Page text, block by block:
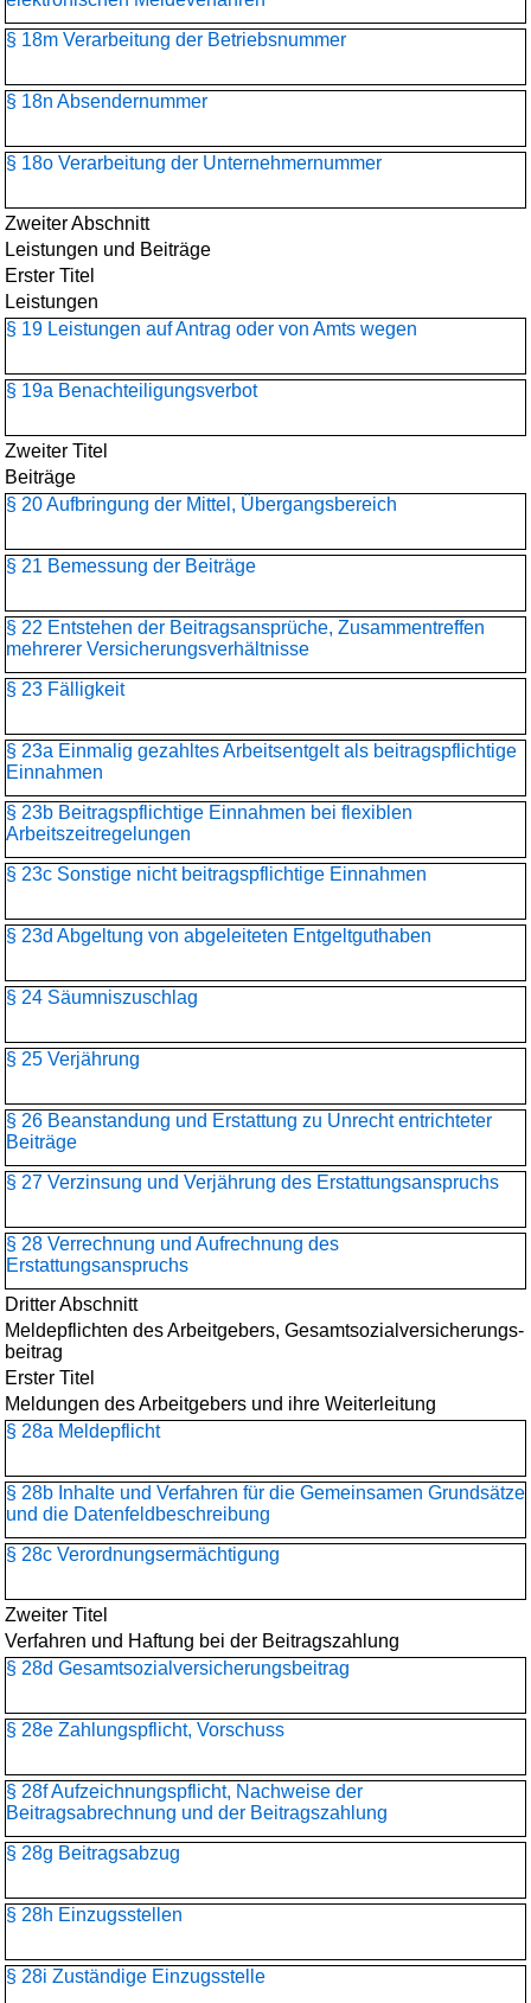
§ 18m Verarbeitung der Betriebsnummer
§ 18n Absendernummer
§ 18o Verarbeitung der Unternehmernummer
Zweiter Abschnitt
Leistungen und Beiträge
Erster Titel
Leistungen
§ 19 Leistungen auf Antrag oder von Amts wegen
§ 19a Benachteiligungsverbot
Zweiter Titel
Beiträge
§ 20 Aufbringung der Mittel, Übergangsbereich
§ 21 Bemessung der Beiträge
§ 22 Entstehen der Beitragsansprüche, Zusammentreffen
mehrerer Versicherungsverhältnisse
§ 23 Fälligkeit
§ 23a Einmalig gezahltes Arbeitsentgelt als beitragspflichtige
Einnahmen
§ 23b Beitragspflichtige Einnahmen bei flexiblen
Arbeitszeitregelungen
§ 23c Sonstige nicht beitragspflichtige Einnahmen
§ 23d Abgeltung von abgeleiteten Entgeltguthaben
§ 24 Säumniszuschlag
§ 25 Verjährung
§ 26 Beanstandung und Erstattung zu Unrecht entrichteter
Beiträge
§ 27 Verzinsung und Verjährung des Erstattungsanspruchs
§ 28 Verrechnung und Aufrechnung des
Erstattungsanspruchs
Dritter Abschnitt
Meldepflichten des Arbeitgebers, Gesamtsozialversicherungs­
beitrag
Erster Titel
Meldungen des Arbeitgebers und ihre Weiterleitung
§ 28a Meldepflicht
§ 28b Inhalte und Verfahren für die Gemeinsamen Grundsätze
und die Datenfeldbeschreibung
§ 28c Verordnungsermächtigung
Zweiter Titel
Verfahren und Haftung bei der Beitragszahlung
§ 28d Gesamtsozialversicherungs­beitrag
§ 28e Zahlungspflicht, Vorschuss
§ 28f Aufzeichnungspflicht, Nachweise der
Beitragsabrechnung und der Beitragszahlung
§ 28g Beitragsabzug
§ 28h Einzugsstellen
§ 28i Zuständige Einzugsstelle